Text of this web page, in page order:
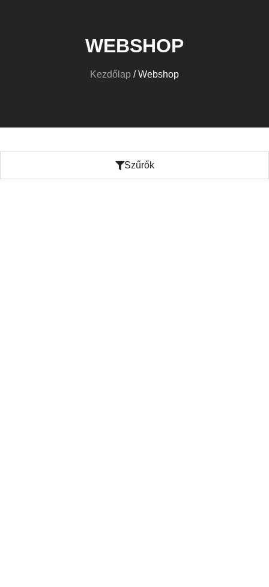
WEBSHOP
Kezdőlap / Webshop
Szűrők